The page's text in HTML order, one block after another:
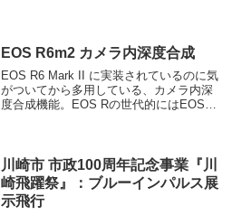
ることも...
EOS R6m2 カメラ内深度合成
EOS R6 Mark II に実装されているのに気
がついてから多用している、カメラ内深
度合成機能。EOS Rの世代的にはEOS
川崎市 市政100周年記念事業『川
崎飛躍祭』：ブルーインパルス展
示飛行